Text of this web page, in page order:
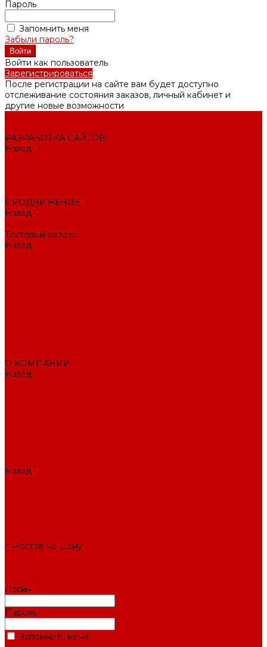
Пароль
Запомнить меня
Забыли пароль?
Войти как пользователь
Зарегистрироваться
После регистрации на сайте вам будет доступно
отслеживание состояния заказов, личный кабинет и
другие новые возможности
РАЗРАБОТКА САЙТОВ
Назад
ПРОДВИЖЕНИЕ
Назад
Тестовый раздел
Назад
О КОМПАНИИ
Назад
Назад
г. Ростов-на-Дону
Логин
Пароль
Запомнить меня